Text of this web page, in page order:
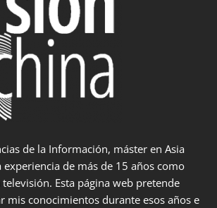
de la Información, máster en Asia
de más de 15 años como
Esta página web pretende
mis conocimientos durante esos años e